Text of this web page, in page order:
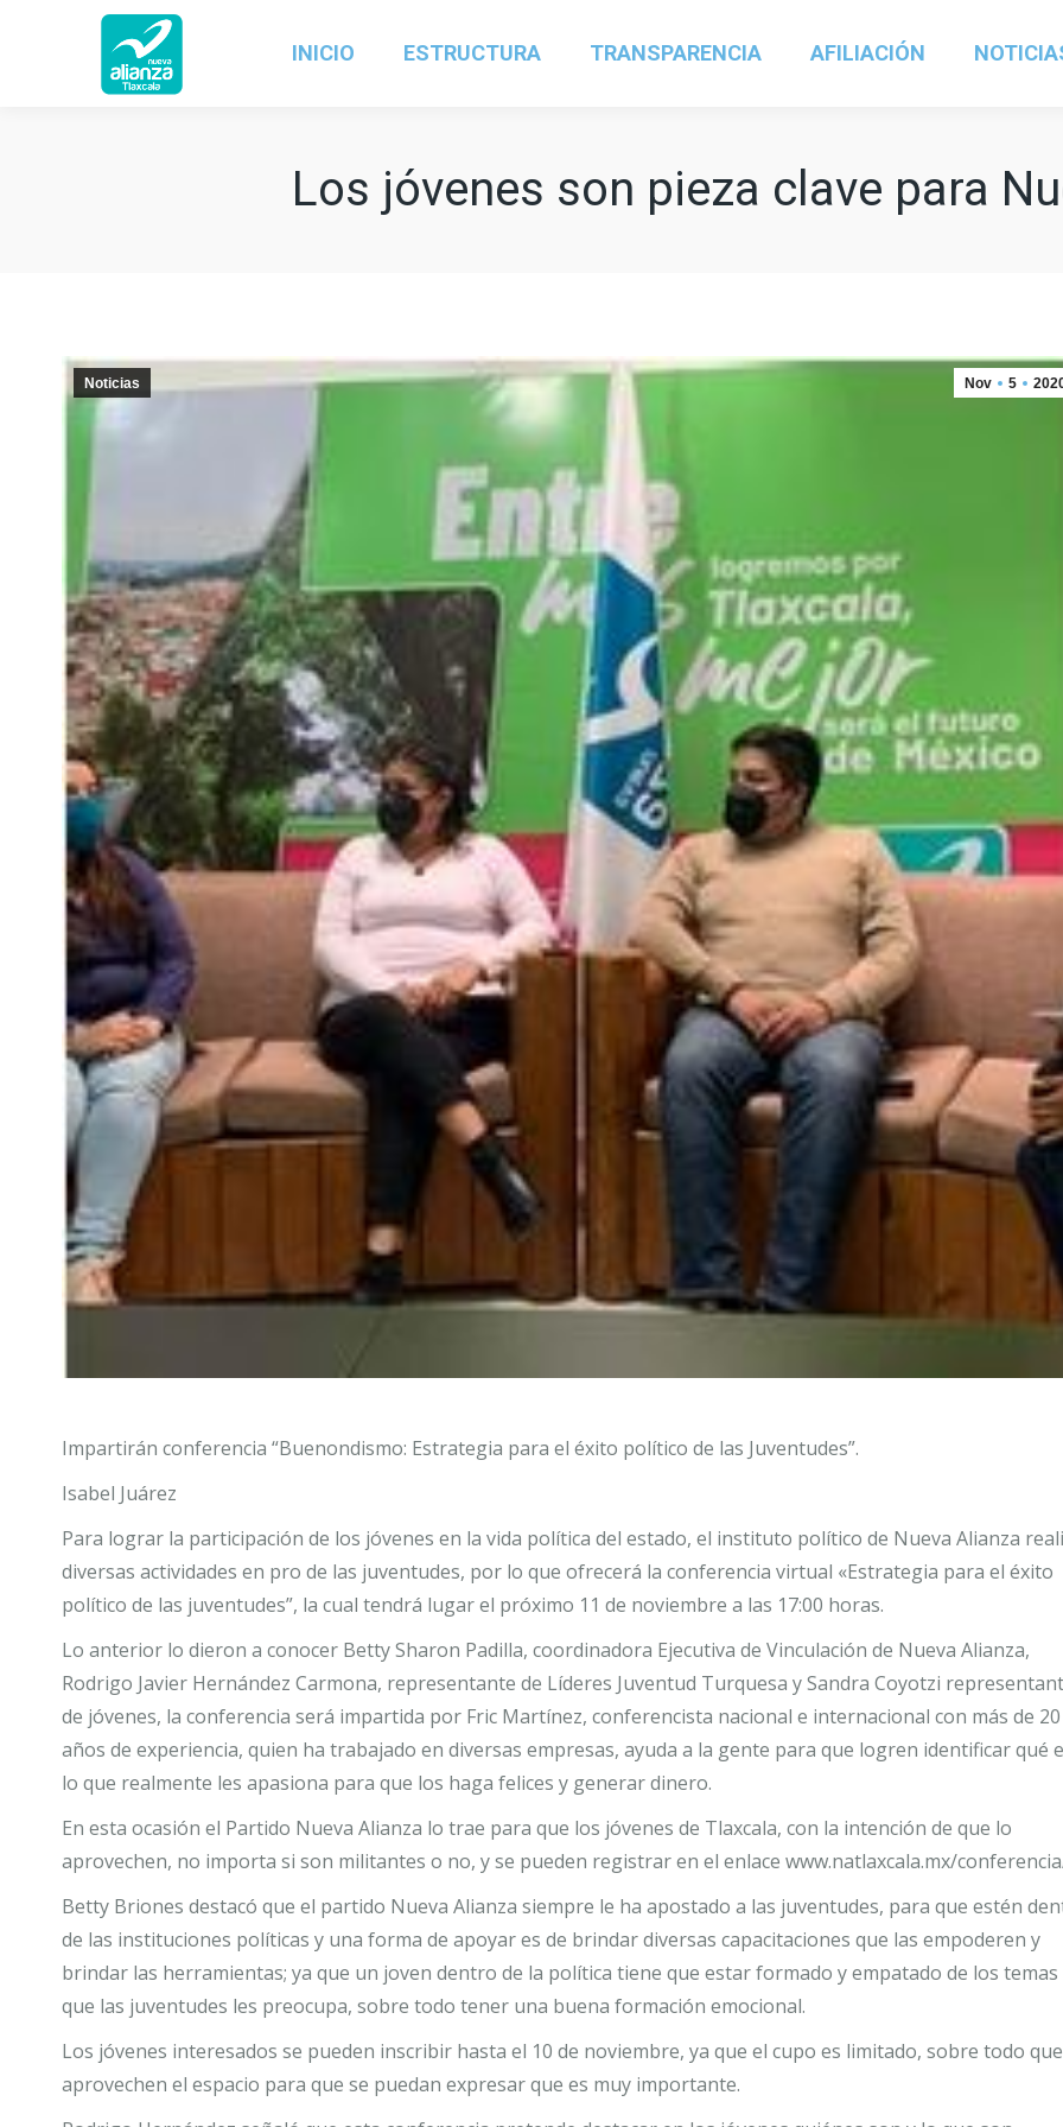
INICIO ESTRUCTURA TRANSPARENCIA AFILIACIÓN
Los jóvenes son pieza clave para
Nov 5
Noticias
Impartirán conferencia “Buenondismo: Estrategia para el éxito político de las Juventudes”.
Isabel Juárez
Para lograr la participación de los jóvenes en la vida política del estado, el instituto político de Nueva Alianza
diversas actividades en pro de las juventudes, por lo que ofrecerá la conferencia virtual «Estrategia para el éxito
político de las juventudes”, la cual tendrá lugar el próximo 11 de noviembre a las 17:00 horas.
Lo anterior lo dieron a conocer Betty Sharon Padilla, coordinadora Ejecutiva de Vinculación de Nueva Alianza,
Rodrigo Javier Hernández Carmona, representante de Líderes Juventud Turquesa y Sandra Coyotzi
de jóvenes, la conferencia será impartida por Fric Martínez, conferencista nacional e internacional con más de 20
años de experiencia, quien ha trabajado en diversas empresas, ayuda a la gente para que logren identificar qué
lo que realmente les apasiona para que los haga felices y generar dinero.
En esta ocasión el Partido Nueva Alianza lo trae para que los jóvenes de Tlaxcala, con la intención de que lo
aprovechen, no importa si son militantes o no, y se pueden registrar en el enlace www.natlaxcala.mx/
Betty Briones destacó que el partido Nueva Alianza siempre le ha apostado a las juventudes, para que estén
de las instituciones políticas y una forma de apoyar es de brindar diversas capacitaciones que las empoderen y
brindar las herramientas; ya que un joven dentro de la política tiene que estar formado y empatado de los temas
que las juventudes les preocupa, sobre todo tener una buena formación emocional.
Los jóvenes interesados se pueden inscribir hasta el 10 de noviembre, ya que el cupo es limitado, sobre todo que
aprovechen el espacio para que se puedan expresar que es muy importante.